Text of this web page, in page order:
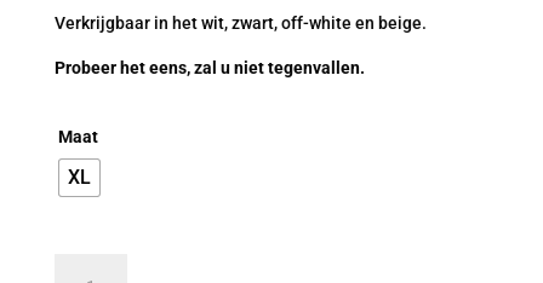
Verkrijgbaar in het wit, zwart, off-white en beige.
Probeer het eens, zal u niet tegenvallen.
Maat
XL